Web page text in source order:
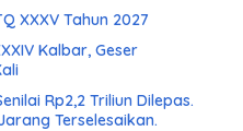
XXXV Tahun 2027
Kalbar, Geser
Rp2,2 Triliun Dilepas.
Terselesaikan.